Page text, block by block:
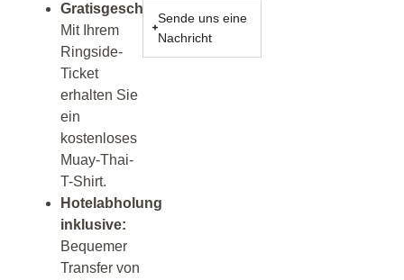
Gratisgeschenk:
Mit Ihrem
Ringside-
Ticket
erhalten Sie
ein
kostenloses
Muay-Thai-
T-Shirt.
Hotelabholung
inklusive:
Bequemer
Transfer von
Sende uns eine
Nachricht